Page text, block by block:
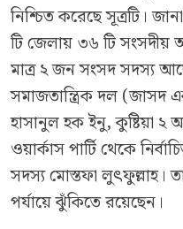
নিশ্চিত করেছে সূত্রটি।
টি জেলায় ৩৬ টি
মাত্র ২ জন সংসদ সদস্য
সমাজতান্ত্রিক দল (জাসদ
হাসানুল হক ইনু, কুষ্টিয়া
ওয়ার্কাস পার্টি থেকে
সদস্য মোস্তফা লুৎফুল্লাহ।
পর্যায়ে ঝুঁকিতে রয়েছেন।